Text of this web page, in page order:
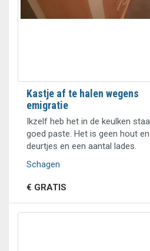
Kastje af te halen wegens
emigratie
Ikzelf heb het in de keulken
goed paste. Het is geen hout
deurtjes en een aantal lades.
Schagen
€ GRATIS